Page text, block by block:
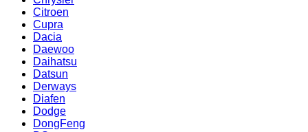
Citroen
Cupra
Dacia
Daewoo
Daihatsu
Datsun
Derways
Diafen
Dodge
DongFeng